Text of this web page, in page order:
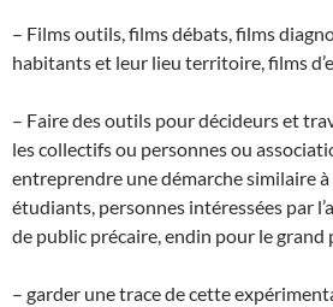
– Films outils, films débats, films
habitants et leur lieu territoire, films
– Faire des outils pour décideurs et
les collectifs ou personnes ou
entreprendre une démarche similaire
étudiants, personnes intéressées par
de public précaire, endin pour le grand
– garder une trace de cette